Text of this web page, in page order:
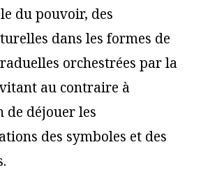
du pouvoir, des
dans les formes de
orchestrées par la
au contraire à
de déjouer les
des symboles et des